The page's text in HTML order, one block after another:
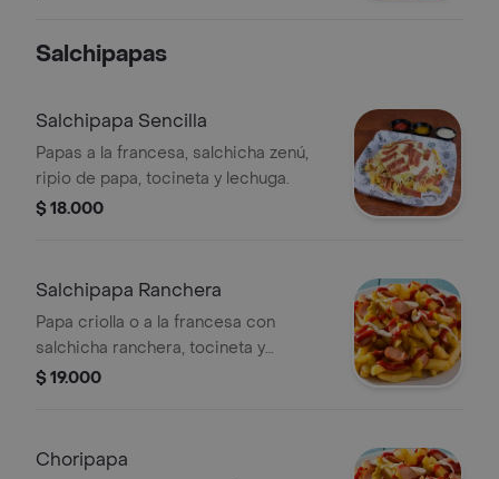
Salchipapas
Salchipapa Sencilla
Papas a la francesa, salchicha zenú,
ripio de papa, tocineta y lechuga.
$ 18.000
Salchipapa Ranchera
Papa criolla o a la francesa con
salchicha ranchera, tocineta y
lechuga. Incluye salsas visibles.
$ 19.000
Choripapa